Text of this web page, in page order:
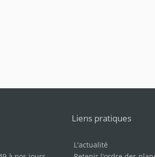
Liens pratiques
L'actualité